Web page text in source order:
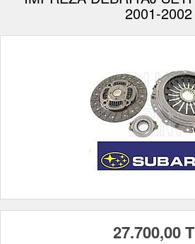
2001-2002
27.700,00